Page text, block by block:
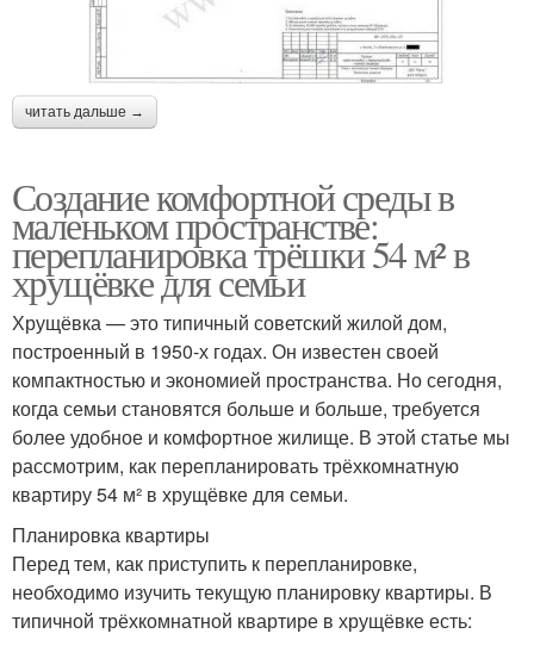
читать дальше →
Создание комфортной среды в
маленьком пространстве:
перепланировка трёшки 54 м² в
хрущёвке для семьи
Хрущёвка — это типичный советский жилой дом,
построенный в 1950-х годах. Он известен своей
компактностью и экономией пространства. Но сегодня,
когда семьи становятся больше и больше, требуется
более удобное и комфортное жилище. В этой статье мы
рассмотрим, как перепланировать трёхкомнатную
квартиру 54 м² в хрущёвке для семьи.
Планировка квартиры
Перед тем, как приступить к перепланировке,
необходимо изучить текущую планировку квартиры. В
типичной трёхкомнатной квартире в хрущёвке есть: